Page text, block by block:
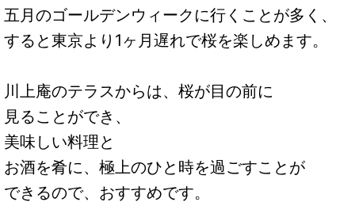
五月のゴールデンウィークに行くことが多く、
すると東京より1ヶ月遅れで桜を楽しめます。
川上庵のテラスからは、桜が目の前に
見ることができ、
美味しい料理と
お酒を肴に、極上のひと時を過ごすことが
できるので、おすすめです。